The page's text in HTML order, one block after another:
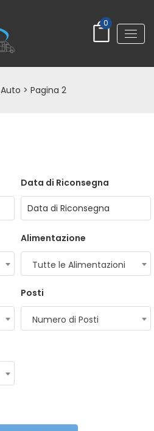
0
Auto > Pagina 2
Data di Riconsegna
Alimentazione
Tutte le Alimentazioni
Posti
Numero di Posti